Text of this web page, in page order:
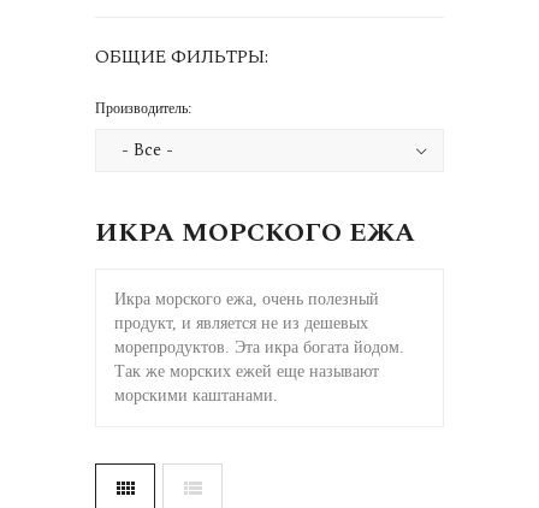
ОБЩИЕ ФИЛЬТРЫ:
Производитель:
ИКРА МОРСКОГО ЕЖА
Икра морского ежа, очень полезный
продукт, и является не из дешевых
морепродуктов. Эта икра богата йодом.
Так же морских ежей еще называют
морскими каштанами.